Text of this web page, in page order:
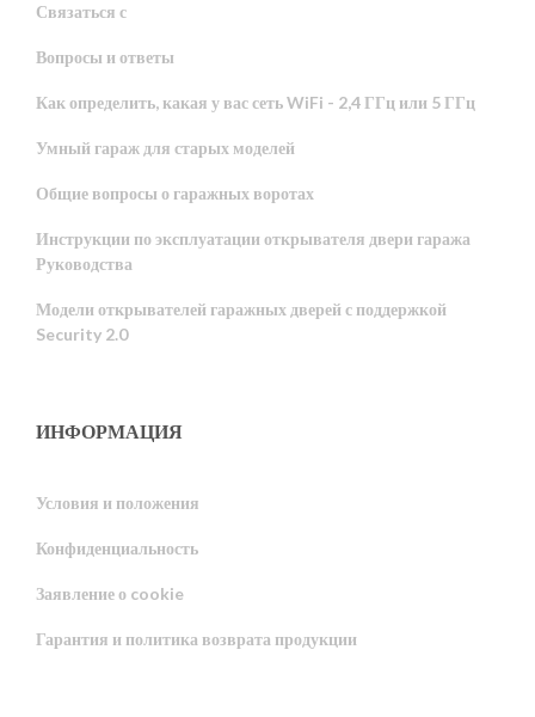
Связаться с
Вопросы и ответы
Как определить, какая у вас сеть WiFi - 2,4 ГГц или 5 ГГц
Умный гараж для старых моделей
Общие вопросы о гаражных воротах
Инструкции по эксплуатации открывателя двери гаража
Руководства
Модели открывателей гаражных дверей с поддержкой
Security 2.0
ИНФОРМАЦИЯ
Условия и положения
Конфиденциальность
Заявление о cookie
Гарантия и политика возврата продукции